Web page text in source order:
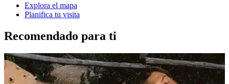
Explora el mapa
Planifica tu visita
Recomendado para ti